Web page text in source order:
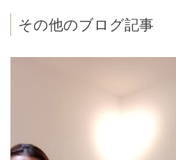
その他のブログ記事